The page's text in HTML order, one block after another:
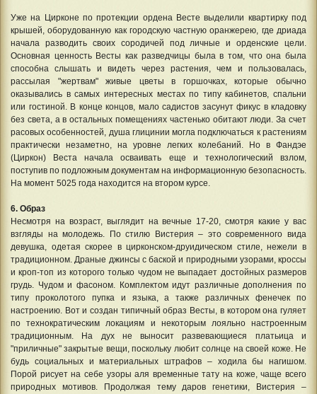
Уже на Цирконе по протекции ордена Весте выделили квартирку под
крышей, оборудованную как городскую частную оранжерею, где дриада
начала разводить своих сородичей под личные и орденские цели.
Основная ценность Весты как разведчицы была в том, что она была
способна слышать и видеть через растения, чем и пользовалась,
рассылая "жертвам" живые цветы в горшочках, которые обычно
оказывались в самых интересных местах по типу кабинетов, спальни
или гостиной. В конце концов, мало садистов засунут фикус в кладовку
без света, а в остальных помещениях частенько обитают люди. За счет
расовых особенностей, душа глицинии могла подключаться к растениям
практически незаметно, на уровне легких колебаний. Но в Фандэе
(Циркон) Веста начала осваивать еще и технологический взлом,
поступив по подложным документам на информационную безопасность.
На момент 5025 года находится на втором курсе.
6. Образ
Несмотря на возраст, выглядит на вечные 17-20, смотря какие у вас
взгляды на молодежь. По стилю Вистерия – это современного вида
девушка, одетая скорее в цирконском-друидическом стиле, нежели в
традиционном. Драные джинсы с баской и природными узорами, кроссы
и кроп-топ из которого только чудом не выпадает достойных размеров
грудь. Чудом и фасоном. Комплектом идут различные дополнения по
типу проколотого пупка и языка, а также различных фенечек по
настроению. Вот и создан типичный образ Весты, в котором она гуляет
по технократическим локациям и некоторым лояльно настроенным
традиционным. На дух не выносит развевающиеся платьица и
"приличные" закрытые вещи, поскольку любит солнце на своей коже. Не
будь социальных и материальных штрафов – ходила бы нагишом.
Порой рисует на себе узоры аля временные тату на коже, чаще всего
природных мотивов. Продолжая тему даров генетики, Вистерия –